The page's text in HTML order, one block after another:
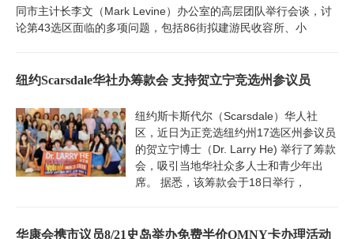
同市主计长李文（Mark Levine）办公室的高层团队举行会谈，讨
论第43选区面临的多项问题，包括86街拟建游民收容所、小
纽约Scarsdale华社办筹款会 支持贺立宁竞选州参议员
纽约斯卡斯代尔（Scarsdale）华人社
区，近日为正竞选纽约州17选区州参议员
的贺立宁博士（Dr. Larry He) 举行了筹款
会，吸引当地华社众多人士和青少年出
席。 据悉，该筹款会于18日举行，
华康会携市议员8/21史岛举办免费半价OMNY卡办理活动